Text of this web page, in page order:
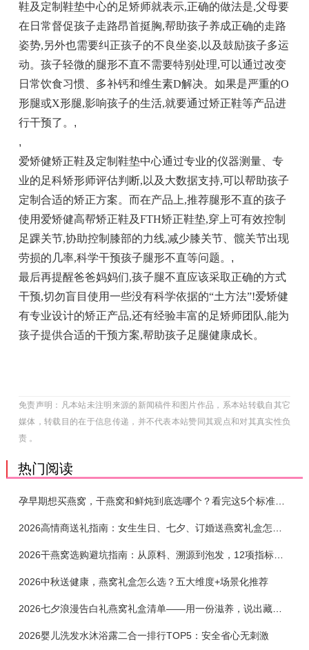
鞋及定制鞋垫中心的足矫师就表示,正确的做法是,父母要
在日常督促孩子走路昂首挺胸,帮助孩子养成正确的走路
姿势,另外也需要纠正孩子的不良坐姿,以及鼓励孩子多运
动。孩子轻微的腿形不直不需要特别处理,可以通过改变
日常饮食习惯、多补钙和维生素D解决。如果是严重的O
形腿或X形腿,影响孩子的生活,就要通过矫正鞋等产品进
行干预了。 ,
,
爱矫健矫正鞋及定制鞋垫中心通过专业的仪器测量、专
业的足科矫形师评估判断,以及大数据支持,可以帮助孩子
定制合适的矫正方案。而在产品上,推荐腿形不直的孩子
使用爱矫健高帮矫正鞋及FTH矫正鞋垫,穿上可有效控制
足踝关节,协助控制膝部的力线,减少膝关节、髋关节出现
劳损的几率,科学干预孩子腿形不直等问题。 ,
最后再提醒爸爸妈妈们,孩子腿不直应该采取正确的方式
干预,切勿盲目使用一些没有科学依据的“土方法”!爱矫健
有专业设计的矫正产品,还有经验丰富的足矫师团队,能为
孩子提供合适的干预方案,帮助孩子足腿健康成长。
免责声明：凡本站未注明来源的新闻稿件和图片作品，系本站转载自其它
媒体，转载目的在于信息传递，并不代表本站赞同其观点和对其真实性负
责 。
热门阅读
孕早期想买燕窝，干燕窝和鲜炖到底选哪个？看完这5个标准再下单
2026干燕窝选购避坑指南：从原料、溯源到泡发，12项指标判断靠谱燕窝
2026中秋送健康，燕窝礼盒怎么选？五大维度+场景化推荐
2026七夕浪漫告白礼燕窝礼盒清单——用一份滋养，说出藏在心底的爱
2026婴儿洗发水沐浴露二合一排行TOP5：安全省心无刺激